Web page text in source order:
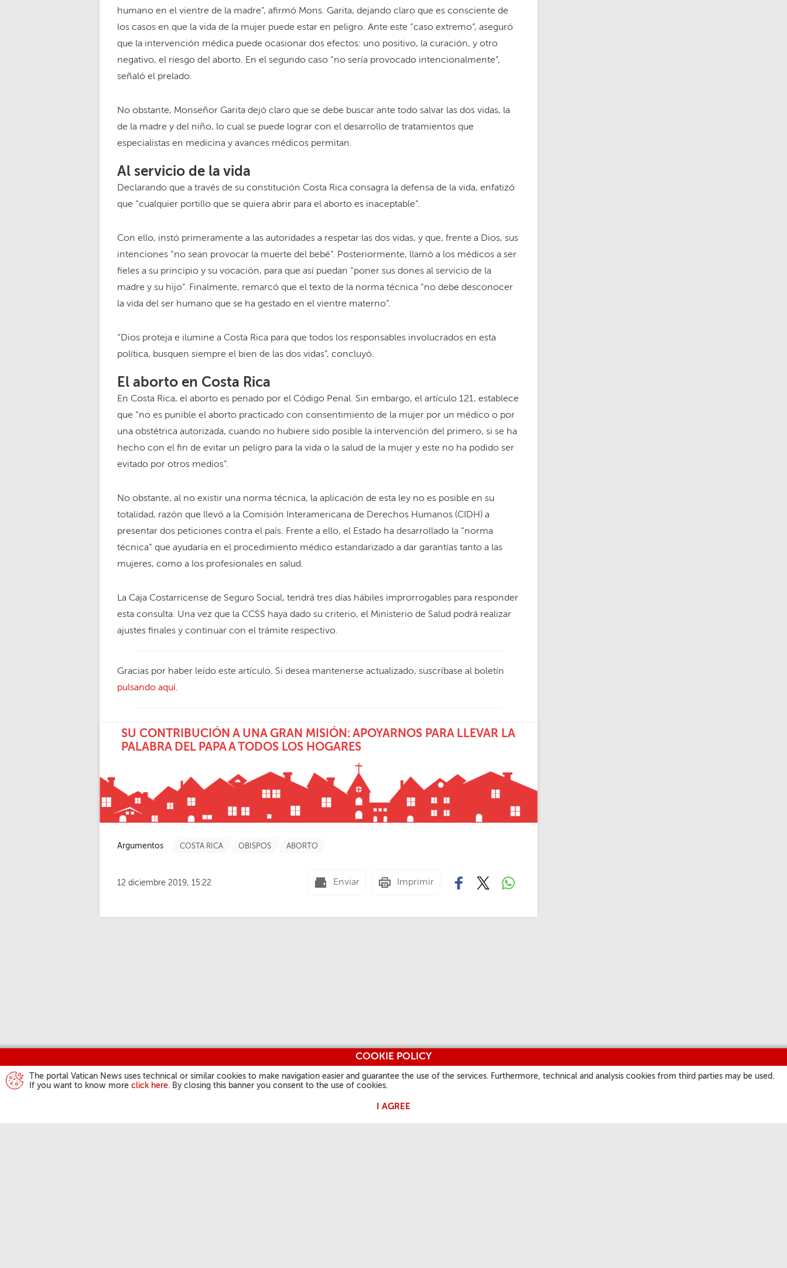
COOKIE POLICY
The portal Vatican News uses technical or similar cookies to make navigation easier and guarantee the use of the services. Furthermore, technical and analysis cookies from third parties may be used.
If you want to know more click here. By closing this banner you consent to the use of cookies.
I AGREE
humano en el vientre de la madre”, afirmó Mons. Garita, dejando claro que es consciente de
los casos en que la vida de la mujer puede estar en peligro. Ante este “caso extremo”, aseguró
que la intervención médica puede ocasionar dos efectos: uno positivo, la curación, y otro
negativo, el riesgo del aborto. En el segundo caso “no sería provocado intencionalmente”,
señaló el prelado.
No obstante, Monseñor Garita dejó claro que se debe buscar ante todo salvar las dos vidas, la
de la madre y del niño, lo cual se puede lograr con el desarrollo de tratamientos que
especialistas en medicina y avances médicos permitan.
Al servicio de la vida
Declarando que a través de su constitución Costa Rica consagra la defensa de la vida, enfatizó
que “cualquier portillo que se quiera abrir para el aborto es inaceptable”.
Con ello, instó primeramente a las autoridades a respetar las dos vidas, y que, frente a Dios, sus
intenciones “no sean provocar la muerte del bebé”. Posteriormente, llamó a los médicos a ser
fieles a su principio y su vocación, para que así puedan “poner sus dones al servicio de la
madre y su hijo”. Finalmente, remarcó que el texto de la norma técnica “no debe desconocer
la vida del ser humano que se ha gestado en el vientre materno”.
“Dios proteja e ilumine a Costa Rica para que todos los responsables involucrados en esta
política, busquen siempre el bien de las dos vidas”, concluyó.
El aborto en Costa Rica
En Costa Rica, el aborto es penado por el Código Penal. Sin embargo, el artículo 121, establece
que “no es punible el aborto practicado con consentimiento de la mujer por un médico o por
una obstétrica autorizada, cuando no hubiere sido posible la intervención del primero, si se ha
hecho con el fin de evitar un peligro para la vida o la salud de la mujer y este no ha podido ser
evitado por otros medios”.
No obstante, al no existir una norma técnica, la aplicación de esta ley no es posible en su
totalidad, razón que llevó a la Comisión Interamericana de Derechos Humanos (CIDH) a
presentar dos peticiones contra el país. Frente a ello, el Estado ha desarrollado la “norma
técnica” que ayudaría en el procedimiento médico estandarizado a dar garantías tanto a las
mujeres, como a los profesionales en salud.
La Caja Costarricense de Seguro Social, tendrá tres días hábiles improrrogables para responder
esta consulta. Una vez que la CCSS haya dado su criterio, el Ministerio de Salud podrá realizar
ajustes finales y continuar con el trámite respectivo.
Gracias por haber leído este artículo. Si desea mantenerse actualizado, suscríbase al boletín
pulsando aquí.
SU CONTRIBUCIÓN A UNA GRAN MISIÓN: APOYARNOS PARA LLEVAR LA
PALABRA DEL PAPA A TODOS LOS HOGARES
Argumentos COSTA RICA OBISPOS ABORTO
12 diciembre 2019, 15:22 Enviar Imprimir